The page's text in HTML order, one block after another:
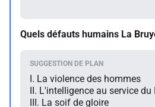
Quels défauts humains La
I. La violence des hommes
II. L'intelligence au service du
III. La soif de gloire